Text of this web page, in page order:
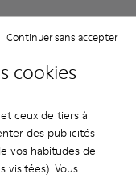
cookies
ceux de tiers à
des publicités
vos habitudes de
visitées). Vous
Continuer sans accepter